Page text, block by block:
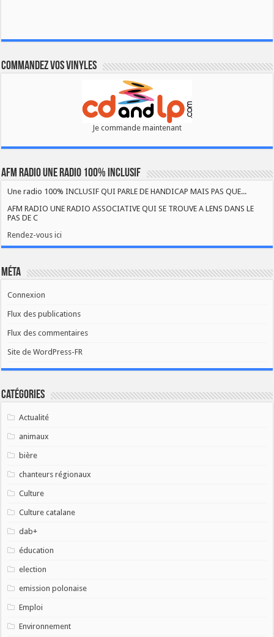
Commandez vos vinyles
Je commande maintenant
AFM RADIO UNE RADIO 100% INCLUSIF
Une radio 100% INCLUSIF QUI PARLE DE HANDICAP MAIS PAS QUE...
AFM RADIO UNE RADIO ASSOCIATIVE QUI SE TROUVE A LENS DANS LE
PAS DE C
Rendez-vous ici
Méta
Connexion
Flux des publications
Flux des commentaires
Site de WordPress-FR
Catégories
Actualité
animaux
bière
chanteurs régionaux
Culture
Culture catalane
dab+
éducation
election
emission polonaise
Emploi
Environnement